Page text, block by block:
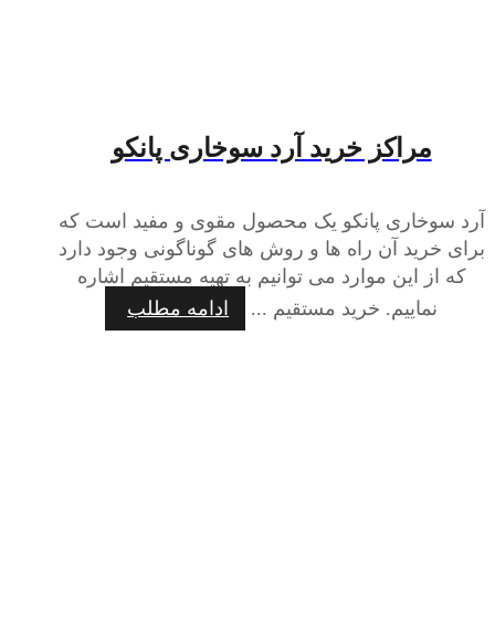
مراکز خرید آرد سوخاری پانکو
آرد سوخاری پانکو یک محصول مقوی و مفید است که
برای خرید آن راه ها و روش های گوناگونی وجود دارد
که از این موارد می توانیم به تهیه مستقیم اشاره
نماییم. خرید مستقیم ...
ادامه مطلب